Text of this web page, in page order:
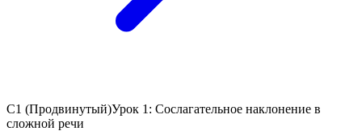
C1 (Продвинутый)Урок 1: Сослагательное наклонение в
сложной речи